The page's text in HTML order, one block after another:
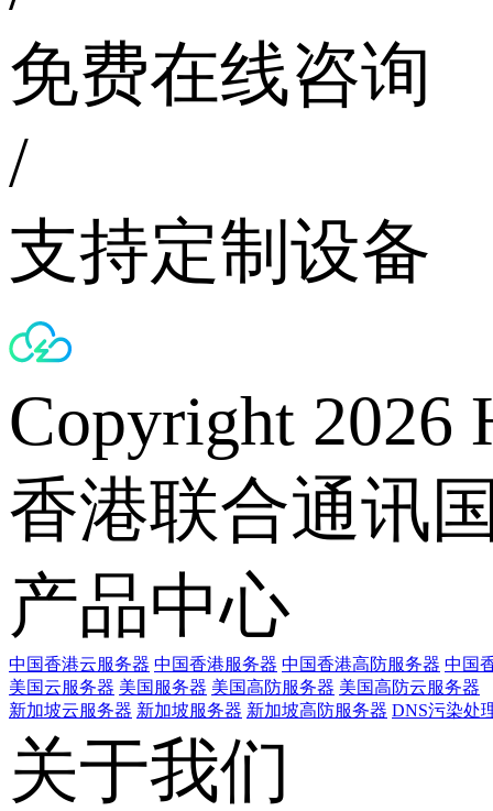
免费在线咨询
/
支持定制设备
Copyright 2026
香港联合通讯
产品中心
中国香港云服务器 中国香港服务器 中国香港高防服务器 中国
美国云服务器 美国服务器 美国高防服务器 美国高防云服务器
新加坡云服务器 新加坡服务器 新加坡高防服务器 DNS污染处
关于我们